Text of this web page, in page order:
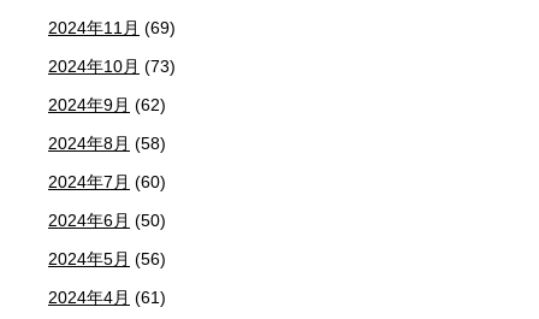
2024年11月 (69)
2024年10月 (73)
2024年9月 (62)
2024年8月 (58)
2024年7月 (60)
2024年6月 (50)
2024年5月 (56)
2024年4月 (61)